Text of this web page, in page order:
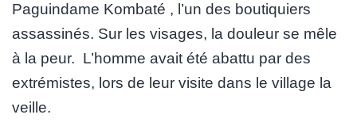
Paguindame Kombaté , l’un des boutiquiers
assassinés. Sur les visages, la douleur se mêle
à la peur. L’homme avait été abattu par des
extrémistes, lors de leur visite dans le village la
veille.